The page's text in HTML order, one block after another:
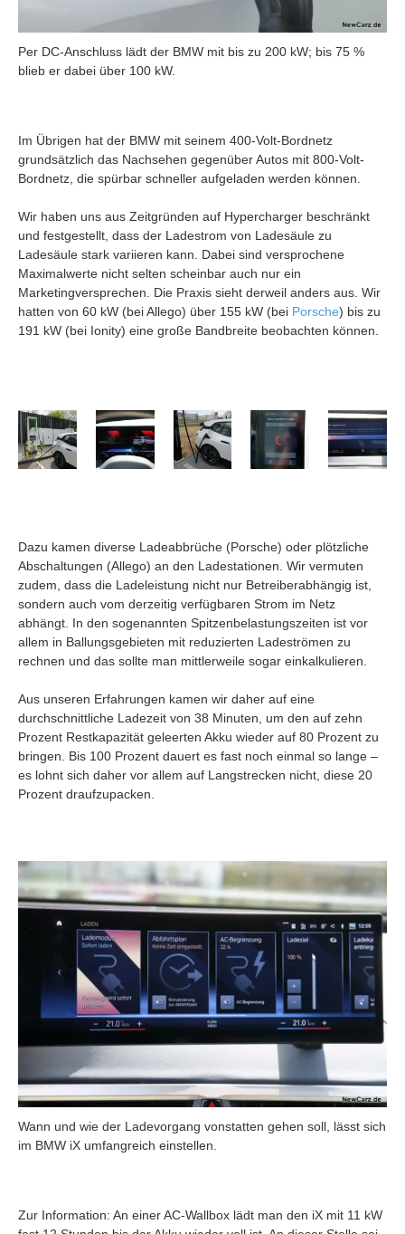
Per DC-Anschluss lädt der BMW mit bis zu 200 kW; bis 75 %
blieb er dabei über 100 kW.
Im Übrigen hat der BMW mit seinem 400-Volt-Bordnetz
grundsätzlich das Nachsehen gegenüber Autos mit 800-Volt-
Bordnetz, die spürbar schneller aufgeladen werden können.
Wir haben uns aus Zeitgründen auf Hypercharger beschränkt
und festgestellt, dass der Ladestrom von Ladesäule zu
Ladesäule stark variieren kann. Dabei sind versprochene
Maximalwerte nicht selten scheinbar auch nur ein
Marketingversprechen. Die Praxis sieht derweil anders aus. Wir
hatten von 60 kW (bei Allego) über 155 kW (bei Porsche) bis zu
191 kW (bei Ionity) eine große Bandbreite beobachten können.
Dazu kamen diverse Ladeabbrüche (Porsche) oder plötzliche
Abschaltungen (Allego) an den Ladestationen. Wir vermuten
zudem, dass die Ladeleistung nicht nur Betreiberabhängig ist,
sondern auch vom derzeitig verfügbaren Strom im Netz
abhängt. In den sogenannten Spitzenbelastungszeiten ist vor
allem in Ballungsgebieten mit reduzierten Ladeströmen zu
rechnen und das sollte man mittlerweile sogar einkalkulieren.
Aus unseren Erfahrungen kamen wir daher auf eine
durchschnittliche Ladezeit von 38 Minuten, um den auf zehn
Prozent Restkapazität geleerten Akku wieder auf 80 Prozent zu
bringen. Bis 100 Prozent dauert es fast noch einmal so lange –
es lohnt sich daher vor allem auf Langstrecken nicht, diese 20
Prozent draufzupacken.
Wann und wie der Ladevorgang vonstatten gehen soll, lässt sich
im BMW iX umfangreich einstellen.
Zur Information: An einer AC-Wallbox lädt man den iX mit 11 kW